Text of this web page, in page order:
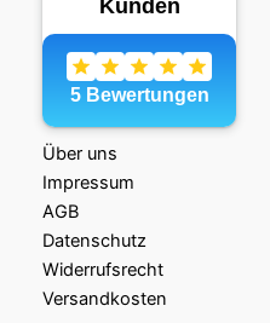
Über uns
Impressum
AGB
Datenschutz
Widerrufsrecht
Versandkosten